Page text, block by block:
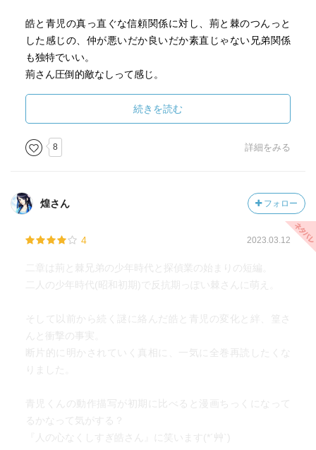
皓と青児の真っ直ぐな信頼関係に対し、荊と棘のつんっと
した感じの、仲が悪いだか良いだか素直じゃない兄弟関係
も独特でいい。
荊さん圧倒的敵なしって感じ。
『第三怪 青行灯あるいは百物語』
皓と青児に届いた依頼は「怪談会」への参加。
目に、とある参加者の姿が妖怪の姿に。
暗闇の密室の中、怪談を語り終えたら別室に置いてある青
行燈の灯を一つずつ消していく‥
続きを読む
8 詳細をみる
煌さん フォロー
4 2023.03.12
二章は荊と棘兄弟の少年時代と探偵業の始まりの短編。
二人の少年時代(昭和初期)で反抗期っぽい棘さんに萌え。
そして以前から続く謎に絡んだ皓と青児の変化と絆、篁さ
んと衝撃の事実。
断片的に明かされていく真相に、一気に全巻再読したくな
りました。
青児くんの動作描写が初期に比べると漫画ちっくになって
るかなって気がする？
『人の心なくしすぎ皓さん』に笑います(*´艸`)